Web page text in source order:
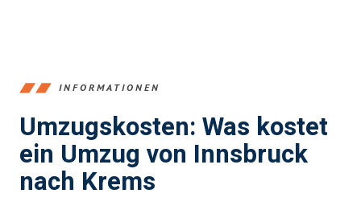
INFORMATIONEN
Umzugskosten: Was kostet
ein Umzug von Innsbruck
nach Krems